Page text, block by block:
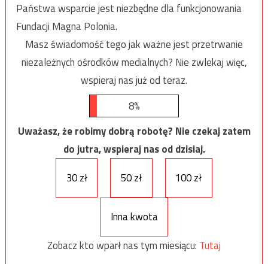
Państwa wsparcie jest niezbędne dla funkcjonowania
Fundacji Magna Polonia.
Masz świadomość tego jak ważne jest przetrwanie
niezależnych ośrodków medialnych? Nie zwlekaj więc,
wspieraj nas już od teraz.
8%
Uważasz, że robimy dobrą robotę? Nie czekaj zatem
do jutra, wspieraj nas od dzisiaj.
30 zł
50 zł 100 zł
Inna kwota
Zobacz kto wparł nas tym miesiącu: Tutaj